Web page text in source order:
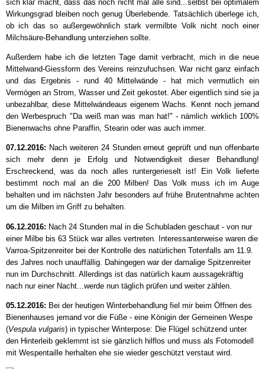
sich klar macht, dass das noch nicht mal alle sind...selbst bei optimalem
Wirkungsgrad bleiben noch genug Überlebende. Tatsächlich überlege ich,
ob ich das so außergewöhnlich stark vermilbte Volk nicht noch einer
Milchsäure-Behandlung unterziehen sollte.
Außerdem habe ich die letzten Tage damit verbracht, mich in die neue
Mittelwand-Giessform des Vereins reinzufuchsen. War nicht ganz einfach
und das Ergebnis - rund 40 Mittelwände - hat mich vermutlich ein
Vermögen an Strom, Wasser und Zeit gekostet. Aber eigentlich sind sie ja
unbezahlbar, diese Mittelwändeaus eigenem Wachs. Kennt noch jemand
den Werbespruch "Da weiß man was man hat!" - nämlich wirklich 100%
Bienenwachs ohne Paraffin, Stearin oder was auch immer.
07.12.2016: Nach weiteren 24 Stunden erneut geprüft und nun offenbarte
sich mehr denn je Erfolg und Notwendigkeit dieser Behandlung!
Erschreckend, was da noch alles runtergerieselt ist! Ein Volk lieferte
bestimmt noch mal an die 200 Milben! Das Volk muss ich im Auge
behalten und im nächsten Jahr besonders auf frühe Brutentnahme achten
um die Milben im Griff zu behalten.
06.12.2016: Nach 24 Stunden mal in die Schubladen geschaut - von nur
einer Milbe bis 63 Stück war alles vertreten. Interessanterweise waren die
Varroa-Spitzenreiter bei der Kontrolle des natürlichen Totenfalls am 11.9.
des Jahres noch unauffällig. Dahingegen war der damalige Spitzenreiter
nun im Durchschnitt. Allerdings ist das natürlich kaum aussagekräftig
nach nur einer Nacht...werde nun täglich prüfen und weiter zählen.
05.12.2016: Bei der heutigen Winterbehandlung fiel mir beim Öffnen des
Bienenhauses jemand vor die Füße - eine Königin der Gemeinen Wespe
(Vespula vulgaris) in typischer Winterpose: Die Flügel schützend unter
den Hinterleib geklemmt ist sie gänzlich hilflos und muss als Fotomodell
mit Wespentaille herhalten ehe sie wieder geschützt verstaut wird.